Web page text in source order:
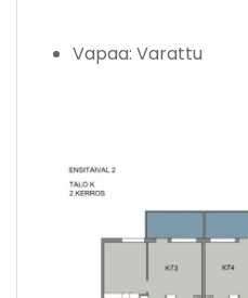
Vapaa: Varattu